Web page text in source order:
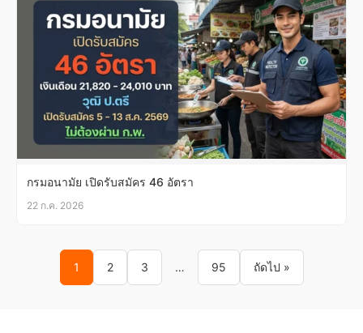
กรมอนามัย เปิดรับสมัคร 46 อัตรา
22 ก.ค. 2026
Posts pagination
1 2 3 … 95 ถัดไป »